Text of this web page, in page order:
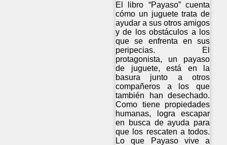
El libro “Payaso” cuenta
cómo un juguete trata de
ayudar a sus otros amigos
y de los obstáculos a los
que se enfrenta en sus
peripecias. El
protagonista, un payaso
de juguete, está en la
basura junto a otros
compañeros a los que
también han desechado.
Como tiene propiedades
humanas, logra escapar
en busca de ayuda para
que los rescaten a todos.
Lo que Payaso vive a